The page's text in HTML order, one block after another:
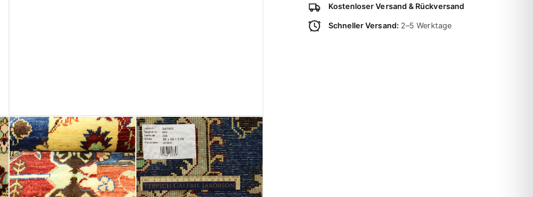
Kostenloser Versand & Rückversand
Schneller Versand: 2–5 Werktage